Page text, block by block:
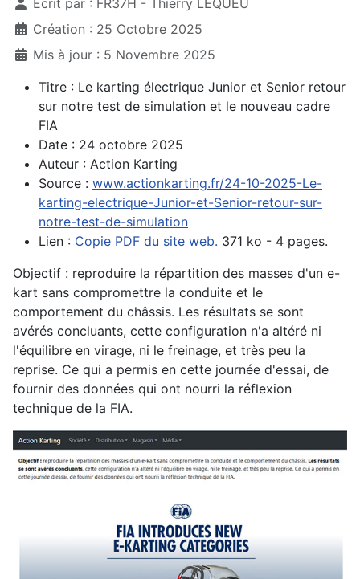
Écrit par : FR37H - Thierry LEQUEU
Création : 25 Octobre 2025
Mis à jour : 5 Novembre 2025
Titre : Le karting électrique Junior et Senior retour
sur notre test de simulation et le nouveau cadre
FIA
Date : 24 octobre 2025
Auteur : Action Karting
Source : www.actionkarting.fr/24-10-2025-Le-
karting-electrique-Junior-et-Senior-retour-sur-
notre-test-de-simulation
Lien : Copie PDF du site web. 371 ko - 4 pages.
Objectif : reproduire la répartition des masses d'un e-
kart sans compromettre la conduite et le
comportement du châssis. Les résultats se sont
avérés concluants, cette configuration n'a altéré ni
l'équilibre en virage, ni le freinage, et très peu la
reprise. Ce qui a permis en cette journée d'essai, de
fournir des données qui ont nourri la réflexion
technique de la FIA.